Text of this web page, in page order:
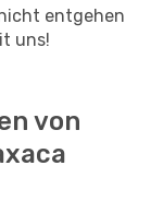
entgehen
uns!
von